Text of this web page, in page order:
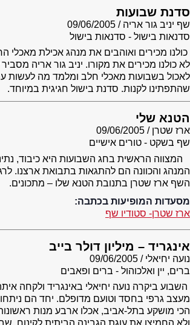
סדנת שבועות
שף יניב גור אריה
09/06/2005
סדנאות בישול - סדנאות בישול
כולנו מכירים ואוהבים את מנהג אכילת מאכלי
לא כולנו מכירים את מקורו. יניב גור אריה מסביר
לאכול בשבועות מאכלי חלב ומלמד מה לעשות
שהתפתינו לקנות. סדנת בישול חגיגית במיוחד.
הטנא שלי
ארז שטרן
09/06/2005
שף בשקט - טורים אישיים
המצווה הראשית בחג השבועות היא כיבוד,
המנהג והכוונה הם להתגאות בתבואת ארצנו.
השף ארז שטרן בתנובת הטנא שלו – מתכונים.
מסעדות המופיעות בכתבה:
ארז שטרן- סטודיו שף
אינגריד – מיליון דולר בייב
נועה יחיאלי
09/06/2005
ברים, יין ואלכוהול - ברים ופאבים
השבוע ביקרה נועה יחיאלי באינגריד ולקחה
מעצב גרפי בחסד וטועם מדופלם. יחד הם
הכי מושקע בתל-אביב, אכלו ארבע מנות
ולא החמיצו את עוגת הגבינה הביתית לקינוח.